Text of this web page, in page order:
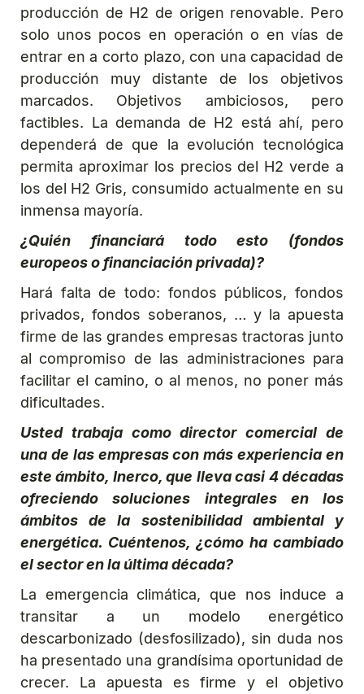
producción de H2 de origen renovable. Pero
solo unos pocos en operación o en vías de
entrar en a corto plazo, con una capacidad de
producción muy distante de los objetivos
marcados. Objetivos ambiciosos, pero
factibles. La demanda de H2 está ahí, pero
dependerá de que la evolución tecnológica
permita aproximar los precios del H2 verde a
los del H2 Gris, consumido actualmente en su
inmensa mayoría.
¿Quién financiará todo esto (fondos
europeos o financiación privada)?
Hará falta de todo: fondos públicos, fondos
privados, fondos soberanos, … y la apuesta
firme de las grandes empresas tractoras junto
al compromiso de las administraciones para
facilitar el camino, o al menos, no poner más
dificultades.
Usted trabaja como director comercial de
una de las empresas con más experiencia en
este ámbito, Inerco, que lleva casi 4 décadas
ofreciendo soluciones integrales en los
ámbitos de la sostenibilidad ambiental y
energética. Cuéntenos, ¿cómo ha cambiado
el sector en la última década?
La emergencia climática, que nos induce a
transitar a un modelo energético
descarbonizado (desfosilizado), sin duda nos
ha presentado una grandísima oportunidad de
crecer. La apuesta es firme y el objetivo